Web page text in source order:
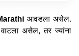
आवडला असेल.
वाटला असेल, तर ज्यांना